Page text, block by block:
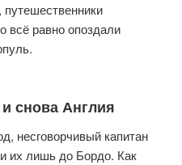
всё равно опоздали
снова Англия
несговорчивый капитан
их лишь до Бордо. Как